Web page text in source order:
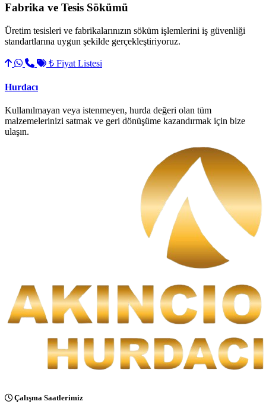
Fabrika ve Tesis Sökümü
Üretim tesisleri ve fabrikalarınızın söküm işlemlerini iş güvenliği
standartlarına uygun şekilde gerçekleştiriyoruz.
₺ Fiyat Listesi
Hurdacı
Kullanılmayan veya istenmeyen, hurda değeri olan tüm
malzemelerinizi satmak ve geri dönüşüme kazandırmak için bize
ulaşın.
Çalışma Saatlerimiz